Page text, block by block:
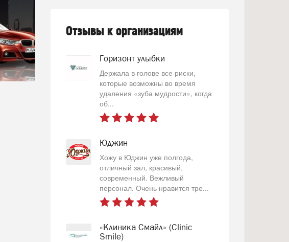
Отзывы к организациям
Горизонт улыбки
Держала в голове все риски,
которые возможны во время
удаления «зуба мудрости», когда
об...
Юджин
Хожу в Юджин уже полгода,
отличный зал, красивый,
современный. Вежливый
персонал. Очень нравится тре...
«Клиника Смайл» (Clinic
Smile)